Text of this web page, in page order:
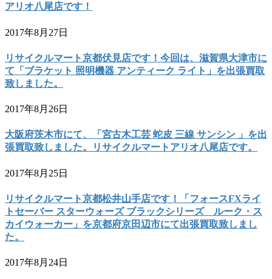
アリオ八尾店です！
2017年8月27日
リサイクルマート京都伏見店です！今回は、滋賀県大津市に
て「ブラケット 照明機器 アンティーク ライト」を出張買取
致しました。
2017年8月26日
大阪府茨木市にて、「宮古木工芸 蛇皮 三線 サンシン 」を出
張買取致しました。リサイクルマートアリオ八尾店です。
2017年8月25日
リサイクルマート京都松井山手店です！「フォースFXライ
トセーバー スターウォーズ ブラックシリーズ ルーク・ス
カイウォーカー」を京都府京田辺市にて出張買取致しまし
た。
2017年8月24日